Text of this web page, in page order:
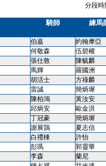
分段
騎師 練馬
伯嘉 約翰摩亞
何敬森 伍碧權
張仕敦 陳毓麟
馬輝 羅國洲
胡活士 方祿麟
雷誠 簡炳墀
陳柏鴻 黃汝安
邱炳安 歐金洪
丁冠豪 簡炳墀
謝展鵠 夏志信
白禮棟 許怡
彭瑪 郭靈華
李森 蘭尼